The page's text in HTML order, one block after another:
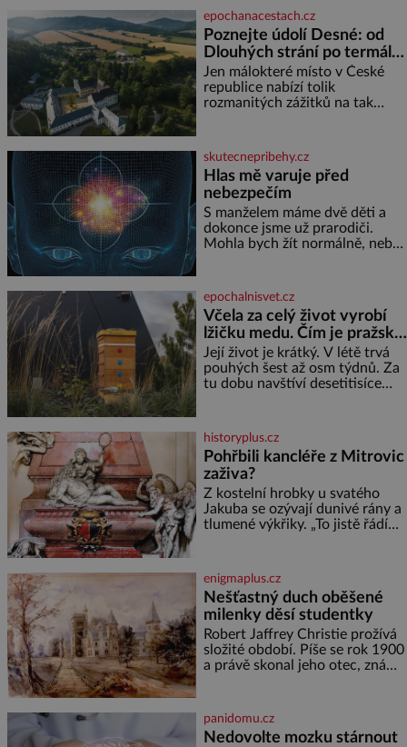
soustředění i odpočinek a
reaguje na každou etapu života
a specifické potřeby dítěte. Pro
nejmenší je klíčová
jednoduchost, měkkost a
bezpečí, proto by pokoj
miminka měl působit především
epochanacestach.cz
Poznejte údolí Desné: od
Dlouhých strání po termální
prameny
Jen málokteré místo v České
republice nabízí tolik
rozmanitých zážitků na tak
jediného dne můžete
nahlédnout do útrob jedné z
nejvýznamnějších vodních
elektráren v Evropě, vydat se na
horské hřebeny, projet se na
koloběžce a den zakončit
poznáváním památek ve
skutecnepribehy.cz
Hlas mě varuje před
nebezpečím
S manželem máme dvě děti a
dokonce jsme už prarodiči.
Mohla bych žít normálně, nebýt
mzdová účetní a konec měsíce
je pro mě vždy velice psychicky
náročným obdobím. Od té
chvíle, co máme vnoučata, mi
dcera čím dál častěji volá o
pomoc, co se hlídání týče. Dalo
by se
epochalnisvet.cz
Včela za celý život vyrobí
lžičku medu. Čím je pražský
med ze střech tak ceněný?
Její život je krátký. V létě trvá
pouhých šest až osm týdnů. Za
tu dobu navštíví desetitisíce
medu – zhruba jednu čajovou
lžičku. Sama o sobě se může
zdát bezvýznamná. Teprve když
se spojí s dalšími desítkami tisíc
příslušnic svého včelstva,
vznikne jeden z
nejdokonalejších organismů
historyplus.cz
Pohřbili kancléře z Mitrovic
zaživa?
Z kostelní hrobky u svatého
Jakuba se ozývají dunivé rány a
tlumené výkřiky. „To jistě řádí
nikdo neodvážil podzemní
hrobku otevřít a její poklop tak
raději jen skrápí svěcenou
vodou. Za několik dní divné
burácení skutečně ustane. Když
o mnoho let později hrobku
enigmaplus.cz
Nešťastný duch oběšené
milenky děsí studentky
Robert Jaffrey Christie prožívá
složité období. Píše se rok 1900
a právě skonal jeho otec, známý
ale doprovázena ohromným
dědictvím
panidomu.cz
Nedovolte mozku stárnout